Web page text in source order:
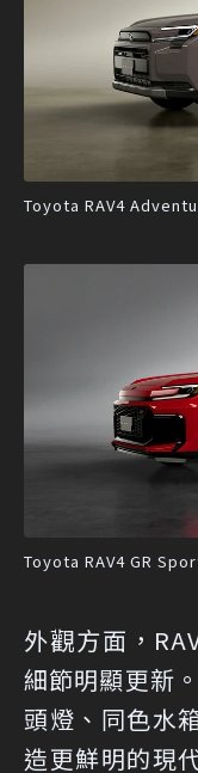
Toyota RAV4
Toyota RAV4 GR
外觀方面，
細節明顯更新
頭燈、同色水
造更鮮明的現